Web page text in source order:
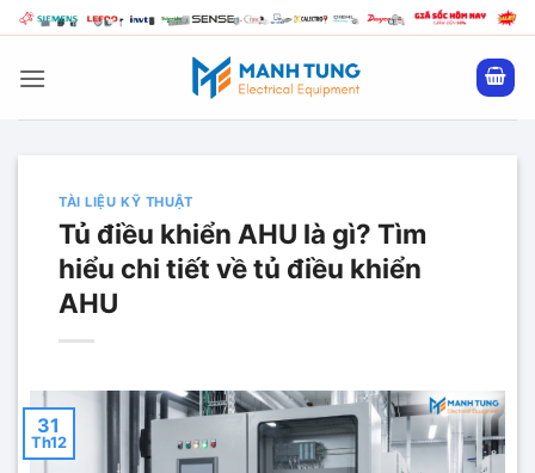
Bỏ
qua
nội
TÀI LIỆU KỸ THUẬT
Tủ điều khiển AHU là gì? Tìm
hiểu chi tiết về tủ điều khiển
AHU
31
Th12